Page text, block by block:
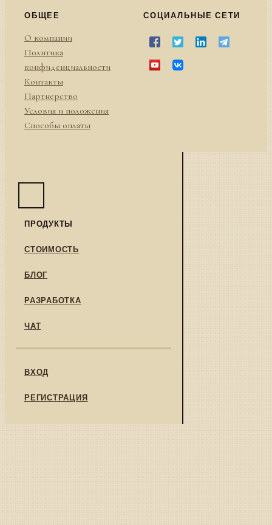
ОБЩЕЕ
О компании
Политика
конфиденциальности
Контакты
Партнерство
Условия и положения
Способы оплаты
СОЦИАЛЬНЫЕ СЕТИ
ПРОДУКТЫ
СТОИМОСТЬ
БЛОГ
РАЗРАБОТКА
ЧАТ
ВХОД
РЕГИСТРАЦИЯ